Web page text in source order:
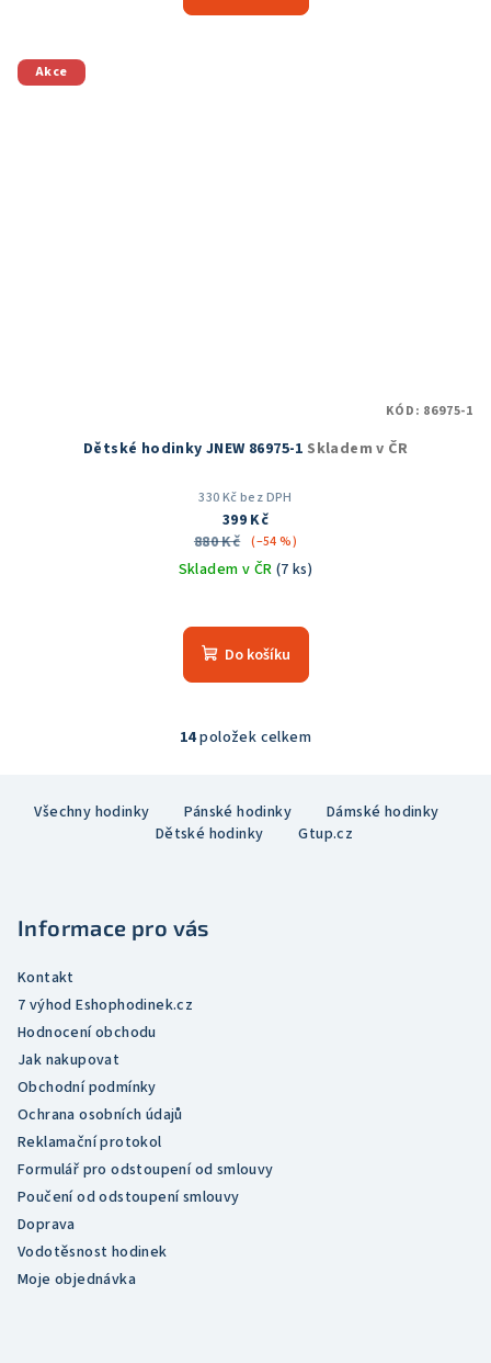
Akce
Dětské hodinky JNEW 86975-1 Skladem v ČR
330 Kč bez DPH
399 Kč
880 Kč (–54 %)
Skladem v ČR (7 ks)
hodnocení
produktu
5
Do košíku
KÓD: 86975-1
O
á
d
s
14položek celkem
Všechny hodinky Pánské hodinky
Dámské hodinky
Dětské hodinky
Gtup.cz
Informace pro vás
Kontakt
7 výhod Eshophodinek.cz
Hodnocení obchodu
Jak nakupovat
Obchodní podmínky
Ochrana osobních údajů
Reklamační protokol
Formulář pro odstoupení od smlouvy
Poučení od odstoupení smlouvy
Doprava
Vodotěsnost hodinek
Moje objednávka